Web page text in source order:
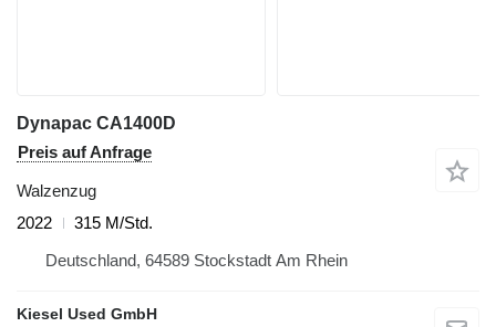
Dynapac CA1400D
Preis auf Anfrage
Walzenzug
2022
315 M/Std.
Deutschland, 64589 Stockstadt Am Rhein
Kiesel Used GmbH